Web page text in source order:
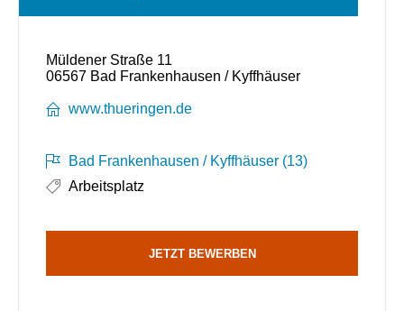
Müldener Straße 11
06567 Bad Frankenhausen / Kyffhäuser
www.thueringen.de
Bad Frankenhausen / Kyffhäuser (13)
Arbeitsplatz
JETZT BEWERBEN